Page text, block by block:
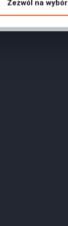
Zezwól na wybór